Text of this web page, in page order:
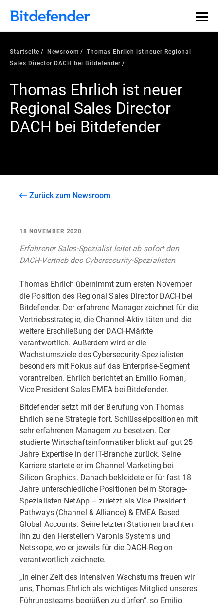
Startseite Newsroom
Thomas Ehrlich ist neuer Regional
Sales Director DACH bei Bitdefender
Thomas Ehrlich ist neuer
Regional Sales Director
DACH bei Bitdefender
Zurück zum Newsroom
18 NOVEMBER 2020
Erfahrener Sales-Spezialist leitet ab sofort den
DACH-Vertrieb des Cybersecurity-Spezialisten
Thomas Ehrlich übernimmt zum ersten November
die Position des Regional Sales Director DACH bei
Bitdefender. Der erfahrene Manager zeichnet für die
Vertriebsstrategie, die Channel-Aktivitäten und die
weitere Erschließung der DACH-Märkte
verantwortlich. Außerdem wird er die
Wachstumsziele des Cybersecurity-Spezialisten
besonders mit Fokus auf das Enterprise-Segment
vorantreiben. Ehrlich berichtet an Emilio Roman,
Vice President Sales EMEA bei Bitdefender.
Bitdefender setzt mit der Berufung von Thomas
Ehrlich seine Strategie fort, Schlüsselpositionen mit
sehr erfahrenen Managern zu besetzen. Der
studierte Wirtschaftsinformatiker blickt auf gut 25
Jahre Expertise in der IT-Branche zurück. Seine
Karriere startete er im Channel Marketing bei
Silicon Graphics. Danach bekleidete er für fast 18
Jahre unterschiedliche Positionen beim Storage-
Spezialisten NetApp – zuletzt als Vice President
Pathways (Channel & Alliance) & EMEA Based
Global Accounts. Seine letzten Stationen brachten
ihn zu den Herstellern Varonis Systems und
Netskope, wo er jeweils für die DACH-Region
verantwortlich zeichnete.
„In einer Zeit des intensiven Wachstums freuen wir
uns, Thomas Ehrlich als wichtiges Mitglied unseres
Führungsteams begrüßen zu dürfen“, so Emilio